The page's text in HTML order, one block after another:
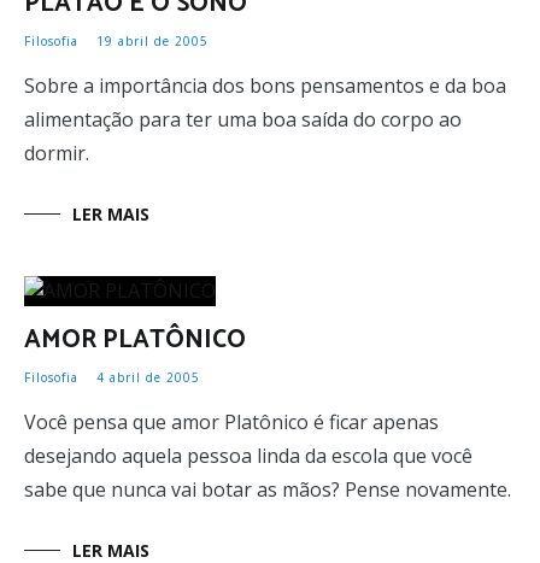
Filosofia 19 abril de 2005
Sobre a importância dos bons pensamentos e da boa
alimentação para ter uma boa saída do corpo ao
dormir.
LER MAIS
AMOR PLATÔNICO
Filosofia 4 abril de 2005
Você pensa que amor Platônico é ficar apenas
desejando aquela pessoa linda da escola que você
sabe que nunca vai botar as mãos? Pense novamente.
LER MAIS